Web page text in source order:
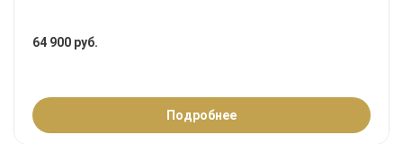
64 900 руб.
Подробнее